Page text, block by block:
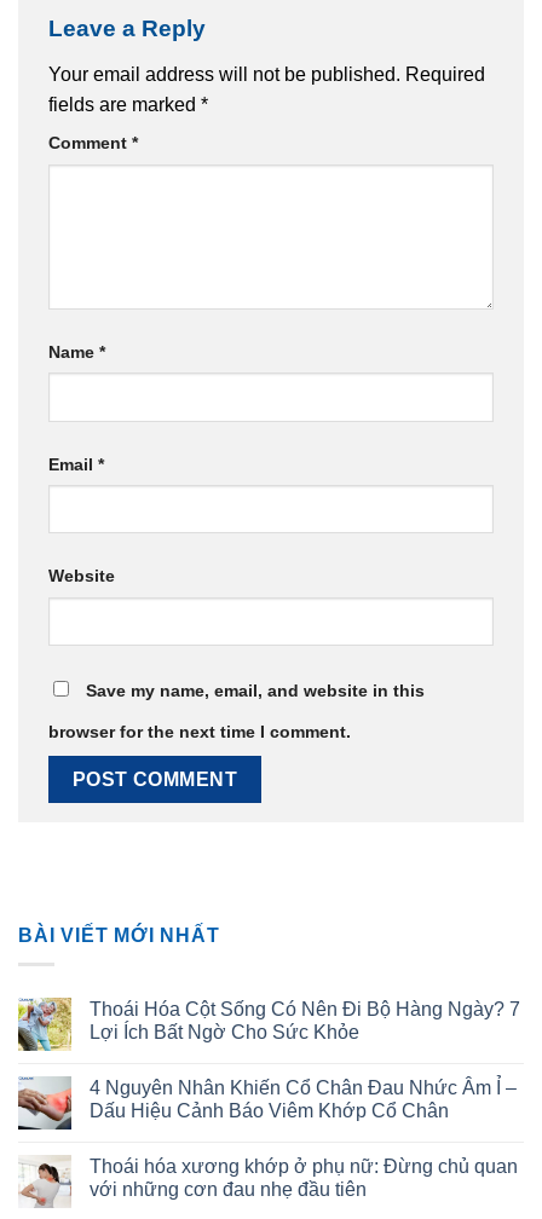
Leave a Reply
Your email address will not be published. Required
fields are marked *
Comment *
Name *
Email *
Website
Save my name, email, and website in this
browser for the next time I comment.
BÀI VIẾT MỚI NHẤT
Thoái Hóa Cột Sống Có Nên Đi Bộ Hàng Ngày? 7
Lợi Ích Bất Ngờ Cho Sức Khỏe
4 Nguyên Nhân Khiến Cổ Chân Đau Nhức Âm Ỉ –
Dấu Hiệu Cảnh Báo Viêm Khớp Cổ Chân
Thoái hóa xương khớp ở phụ nữ: Đừng chủ quan
với những cơn đau nhẹ đầu tiên